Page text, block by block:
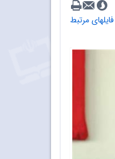
فایلهای مرتبط